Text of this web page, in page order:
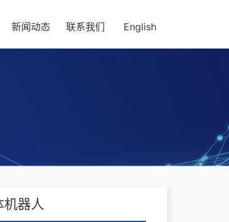
新闻动态 联系我们 English
器人